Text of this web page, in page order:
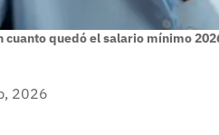
cuanto quedó el salario mínimo
2026